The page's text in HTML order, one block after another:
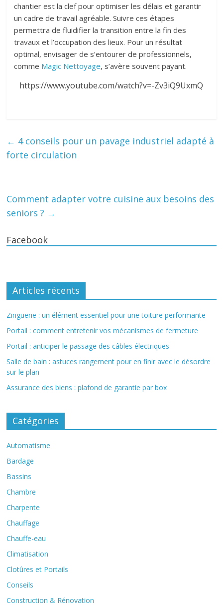
chantier est la clef pour optimiser les délais et garantir
un cadre de travail agréable. Suivre ces étapes
permettra de fluidifier la transition entre la fin des
travaux et l’occupation des lieux. Pour un résultat
optimal, envisager de s’entourer de professionnels,
comme Magic Nettoyage, s’avère souvent payant.
https://www.youtube.com/watch?v=-Zv3iQ9UxmQ
← 4 conseils pour un pavage industriel adapté à
forte circulation
Comment adapter votre cuisine aux besoins des
seniors ? →
Facebook
Articles récents
Zinguerie : un élément essentiel pour une toiture performante
Portail : comment entretenir vos mécanismes de fermeture
Portail : anticiper le passage des câbles électriques
Salle de bain : astuces rangement pour en finir avec le désordre
sur le plan
Assurance des biens : plafond de garantie par box
Catégories
Automatisme
Bardage
Bassins
Chambre
Charpente
Chauffage
Chauffe-eau
Climatisation
Clotûres et Portails
Conseils
Construction & Rénovation